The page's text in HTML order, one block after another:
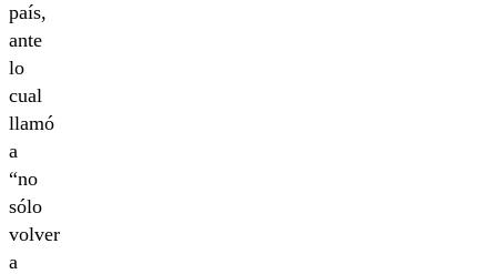
país,
ante
lo
cual
llamó
a
“no
sólo
volver
a